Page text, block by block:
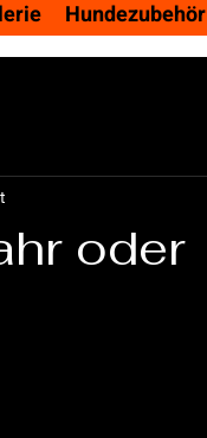
Hundezubehör
oder